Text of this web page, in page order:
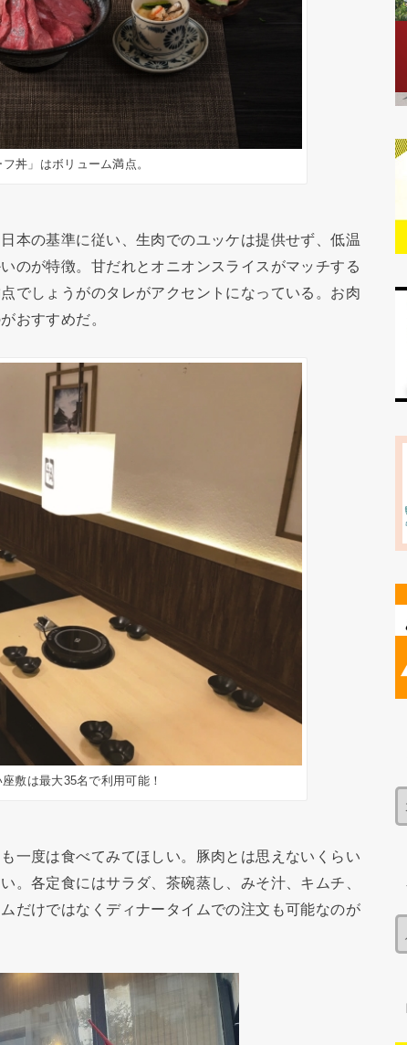
フ丼」はボリューム満点。
本の基準に従い、生肉でのユッケは提供せず、低温
のが特徴。甘だれとオニオンスライスがマッチする
でしょうがのタレがアクセントになっている。お肉
おすすめだ。
敷は最大35名で利用可能！
一度は食べてみてほしい。豚肉とは思えないくらい
。各定食にはサラダ、茶碗蒸し、みそ汁、キムチ、
だけではなくディナータイムでの注文も可能なのが